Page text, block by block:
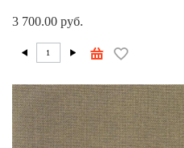
3 700.00 руб.